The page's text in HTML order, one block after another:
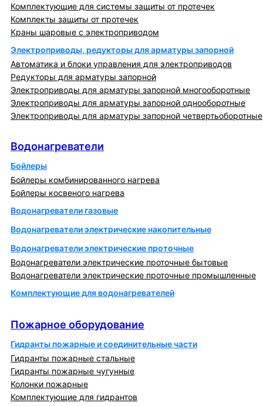
Комплектующие для системы защиты от протечек
Комплекты защиты от протечек
Краны шаровые с электроприводом
Электроприводы, редукторы для арматуры запорной
Автоматика и блоки управления для электроприводов
Редукторы для арматуры запорной
Электроприводы для арматуры запорной многооборотные
Электроприводы для арматуры запорной однооборотные
Электроприводы для арматуры запорной четвертьоборотные
Водонагреватели
Бойлеры
Бойлеры комбинированного нагрева
Бойлеры косвеного нагрева
Водонагреватели газовые
Водонагреватели электрические накопительные
Водонагреватели электрические проточные
Водонагреватели электрические проточные бытовые
Водонагреватели электрические проточные промышленные
Комплектующие для водонагревателей
Пожарное оборудование
Гидранты пожарные и соединительные части
Гидранты пожарные стальные
Гидранты пожарные чугунные
Колонки пожарные
Комплектующие для гидрантов